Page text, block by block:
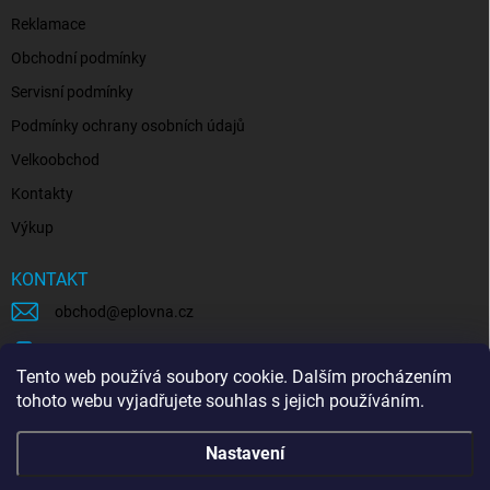
Tento web používá soubory cookie. Dalším procházením
tohoto webu vyjadřujete souhlas s jejich používáním.
Nastavení
Reklamace
Obchodní podmínky
Servisní podmínky
Podmínky ochrany osobních údajů
Velkoobchod
Kontakty
Výkup
KONTAKT
obchod @eplovna.cz
eplovna.cz